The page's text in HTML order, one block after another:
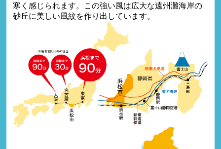
寒く感じられます。この強い風は広大な遠州灘海岸の
砂丘に美しい風紋を作り出しています。